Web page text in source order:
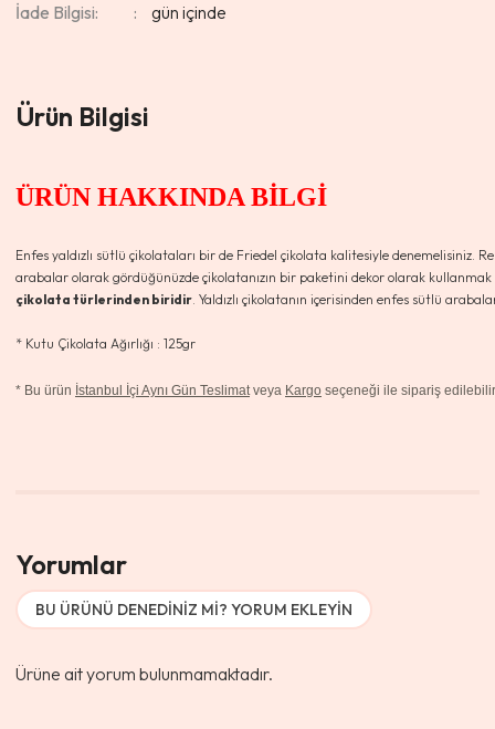
İade Bilgisi:
Ürün Bilgisi
ÜRÜN HAKKINDA BİLGİ
Enfes yaldızlı sütlü çikolataları bir de Friedel çikolata kalitesiyle denemelisiniz.
arabalar olarak gördüğünüzde çikolatanızın bir paketini dekor olarak
çikolata türlerinden biridir. Yaldızlı çikolatanın içerisinden enfes sütlü
* Kutu Çikolata Ağırlığı : 125gr
* Bu ürün İstanbul İçi Aynı Gün Teslimatveya Kargo seçeneği ile sipariş
Yorumlar
BU ÜRÜNÜ DENEDINIZ MI? YORUM EKLEYIN
Ürüne ait yorum bulunmamaktadır.